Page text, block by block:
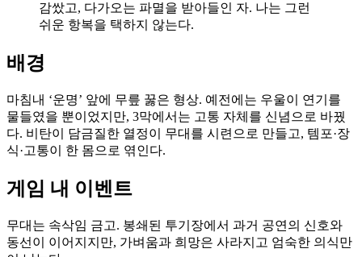
감쌌고, 다가오는 파멸을 받아들인 자. 나는 그런
쉬운 항복을 택하지 않는다.
배경
마침내 ‘운명’ 앞에 무릎 꿇은 형상. 예전에는 우울이 연기를
물들였을 뿐이었지만, 3막에서는 고통 자체를 신념으로 바꿨
다. 비탄이 담금질한 열정이 무대를 시련으로 만들고, 템포·장
식·고통이 한 몸으로 엮인다.
게임 내 이벤트
무대는 속삭임 금고. 봉쇄된 투기장에서 과거 공연의 신호와
동선이 이어지지만, 가벼움과 희망은 사라지고 엄숙한 의식만